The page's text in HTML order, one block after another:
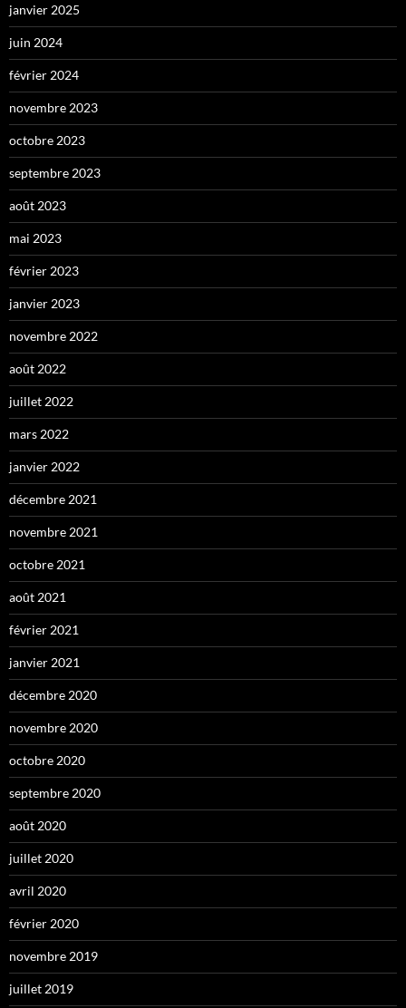
janvier 2025
juin 2024
février 2024
novembre 2023
octobre 2023
septembre 2023
août 2023
mai 2023
février 2023
janvier 2023
novembre 2022
août 2022
juillet 2022
mars 2022
janvier 2022
décembre 2021
novembre 2021
octobre 2021
août 2021
février 2021
janvier 2021
décembre 2020
novembre 2020
octobre 2020
septembre 2020
août 2020
juillet 2020
avril 2020
février 2020
novembre 2019
juillet 2019